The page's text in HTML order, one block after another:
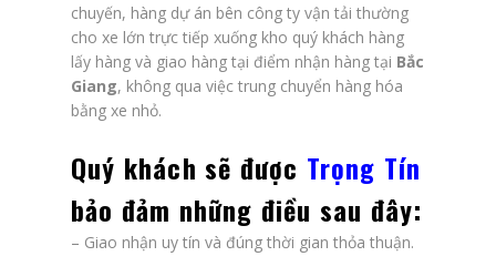
chuyến, hàng dự án bên công ty vận tải thường
cho xe lớn trực tiếp xuống kho quý khách hàng
lấy hàng và giao hàng tại điểm nhận hàng tại Bắc
Giang, không qua việc trung chuyển hàng hóa
bằng xe nhỏ.
Quý khách sẽ được Trọng Tín
bảo đảm những điều sau đây:
– Giao nhận uy tín và đúng thời gian thỏa thuận.